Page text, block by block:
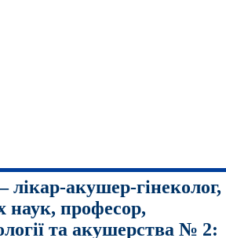
лікар-акушер-гінеколог,
наук, професор,
та акушерства № 2: